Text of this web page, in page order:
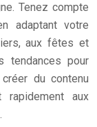
Tenez compte
adaptant votre
aux fêtes et
tendances pour
du contenu
rapidement aux